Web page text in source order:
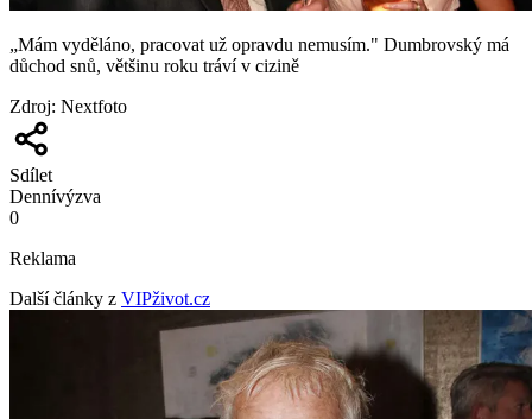
„Mám vyděláno, pracovat už opravdu nemusím." Dumbrovský má
důchod snů, většinu roku tráví v cizině
Zdroj: Nextfoto
Sdílet
Dennívýzva
0
Reklama
Další články z VIPživot.cz